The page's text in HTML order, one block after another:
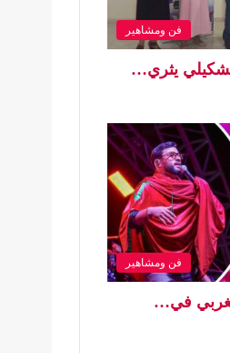
فن ومشاهير
يثري…
فن ومشاهير
في…